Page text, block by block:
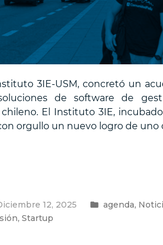
3IE-USM, concretó un
de software de
El Instituto 3IE,
orgullo un nuevo logro de uno
12, 2025
Publicado
agenda,
, Startup